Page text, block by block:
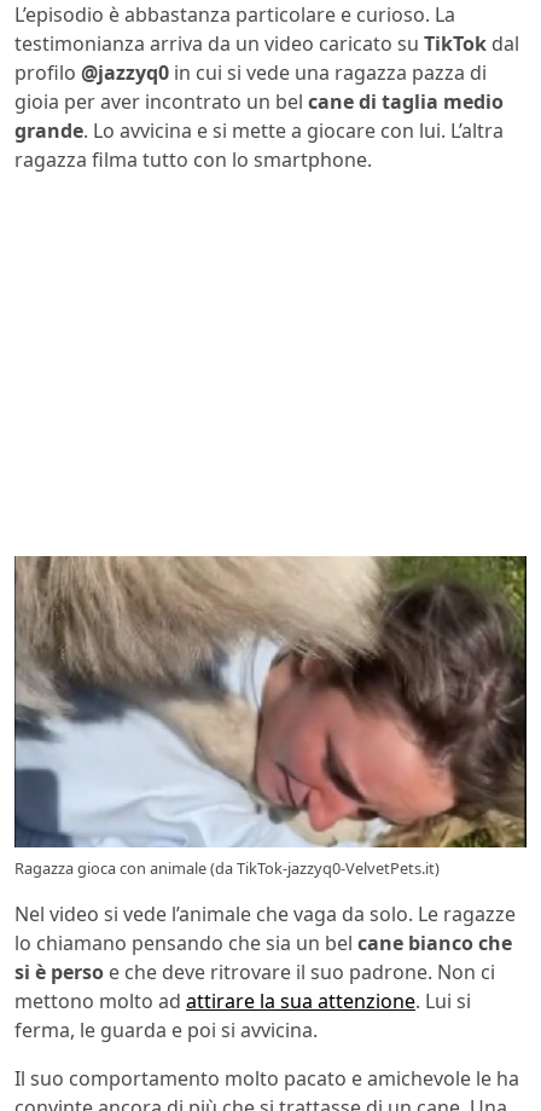
L’episodio è abbastanza particolare e curioso. La
testimonianza arriva da un video caricato su TikTok dal
profilo @jazzyq0 in cui si vede una ragazza pazza di
gioia per aver incontrato un bel cane di taglia medio
grande. Lo avvicina e si mette a giocare con lui. L’altra
ragazza filma tutto con lo smartphone.
Ragazza gioca con animale (da TikTok-jazzyq0-VelvetPets.it)
Nel video si vede l’animale che vaga da solo. Le ragazze
lo chiamano pensando che sia un bel cane bianco che
si è perso e che deve ritrovare il suo padrone. Non ci
mettono molto ad attirare la sua attenzione. Lui si
ferma, le guarda e poi si avvicina.
Il suo comportamento molto pacato e amichevole le ha